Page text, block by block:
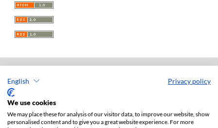
English Privacy policy
We use cookies
We may place these for analysis of our visitor data, to improve our website, show
personalised content and to give you a great website experience. For more
Acta Universitatis Lodziensis. Folia Iuridica
ISSN: 0208-6069